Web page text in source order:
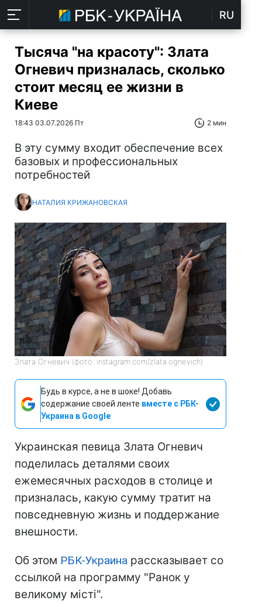
RU
Тысяча "на красоту": Злата
Огневич призналась, сколько
стоит месяц ее жизни в
Киеве
18:43 03.07.2026 Пт 2 мин
В эту сумму входит обеспечение всех
базовых и профессиональных
потребностей
НАТАЛИЯ КРИЖАНОВСКАЯ
Злата Огневич (фото: instagram.com/zlata.ognevich)
Будь в курсе, а не в шоке! Добавь
содержание своей ленте вместе с РБК-
Украина в Google
Украинская певица Злата Огневич
поделилась деталями своих
ежемесячных расходов в столице и
призналась, какую сумму тратит на
повседневную жизнь и поддержание
внешности.
Об этом РБК-Украина рассказывает со
ссылкой на программу "Ранок у
великому місті".